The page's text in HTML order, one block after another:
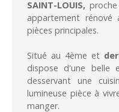
SAINT-LOUIS,
appartement
pièces principales.
Situé au 4ème et
dispose d'une belle
desservant une
lumineuse pièce à
manger.